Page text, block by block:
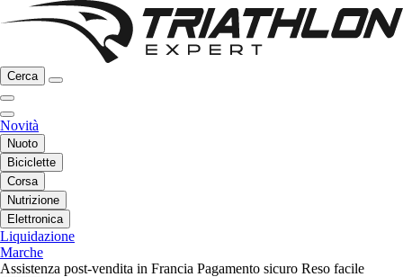
Cerca
Novità
Nuoto
Biciclette
Corsa
Nutrizione
Elettronica
Liquidazione
Marche
Assistenza post-vendita in Francia Pagamento sicuro Reso facile